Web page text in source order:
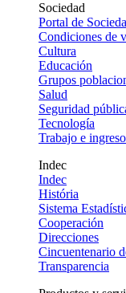
Sociedad
Portal de
Condiciones de
Cultura
Educación
Grupos
Salud
Seguridad
Tecnología
Trabajo e
Indec
Indec
História
Sistema
Cooperación
Direcciones
Cincuentenario
Transparencia